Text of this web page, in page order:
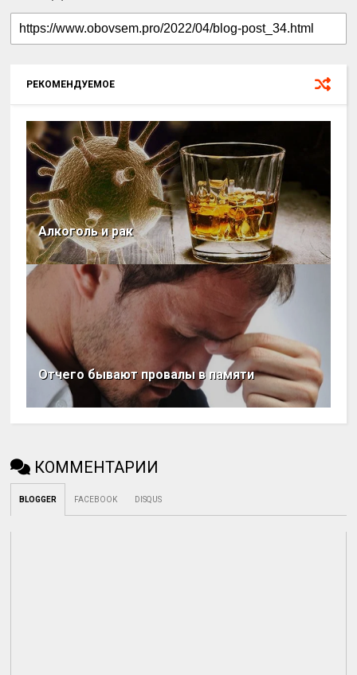
РЕКОМЕНДУЕМОЕ
Алкоголь и рак
Отчего бывают провалы в памяти
КОММЕНТАРИИ
BLOGGER FACEBOOK DISQUS